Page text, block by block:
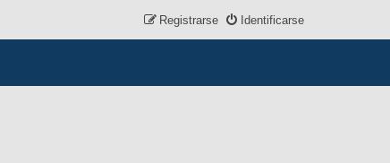
Identificarse
Registrarse